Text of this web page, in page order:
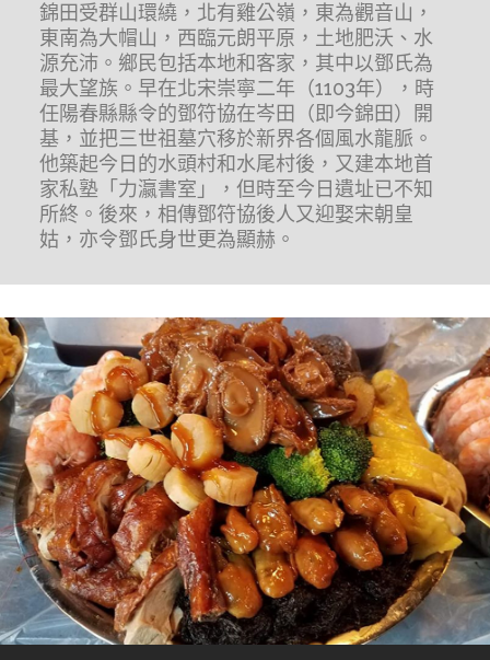
錦田受群山環繞，北有雞公嶺，東為觀音山，
東南為大帽山，西臨元朗平原，土地肥沃、水
源充沛。鄉民包括本地和客家，其中以鄧氏為
最大望族。早在北宋崇寧二年（1103年），時
任陽春縣縣令的鄧符協在岑田（即今錦田）開
基，並把三世祖墓穴移於新界各個風水龍脈。
他築起今日的水頭村和水尾村後，又建本地首
家私塾「力瀛書室」，但時至今日遺址已不知
所終。後來，相傳鄧符協後人又迎娶宋朝皇
姑，亦令鄧氏身世更為顯赫。